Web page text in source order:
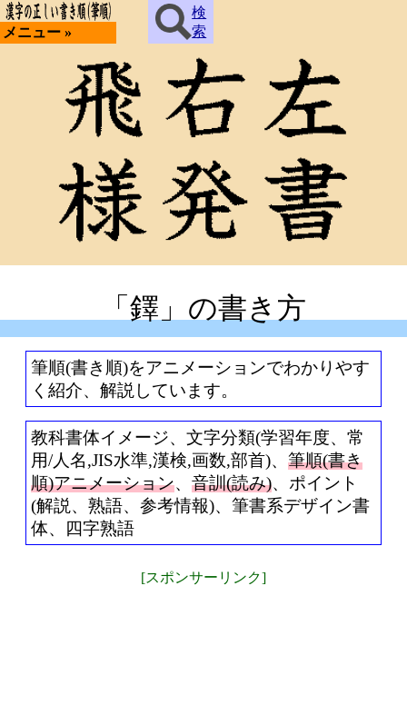
メニュー »
検
索
「鐸」の書き方
筆順(書き順)をアニメーションでわかりやす
く紹介、解説しています。
教科書体イメージ、文字分類(学習年度、常
用/人名,JIS水準,漢検,画数,部首)、 筆順(書き
順)アニメーション、 音訓(読み)、ポイント
(解説、熟語、参考情報)、筆書系デザイン書
体、四字熟語
[スポンサーリンク]